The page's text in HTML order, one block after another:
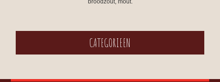
broodzout, mout.
CATEGORIEEN